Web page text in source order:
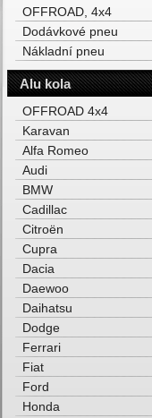
OFFROAD, 4x4
Dodávkové pneu
Nákladní pneu
Alu kola
OFFROAD 4x4
Karavan
Alfa Romeo
Audi
BMW
Cadillac
Citroën
Cupra
Dacia
Daewoo
Daihatsu
Dodge
Ferrari
Fiat
Ford
Honda